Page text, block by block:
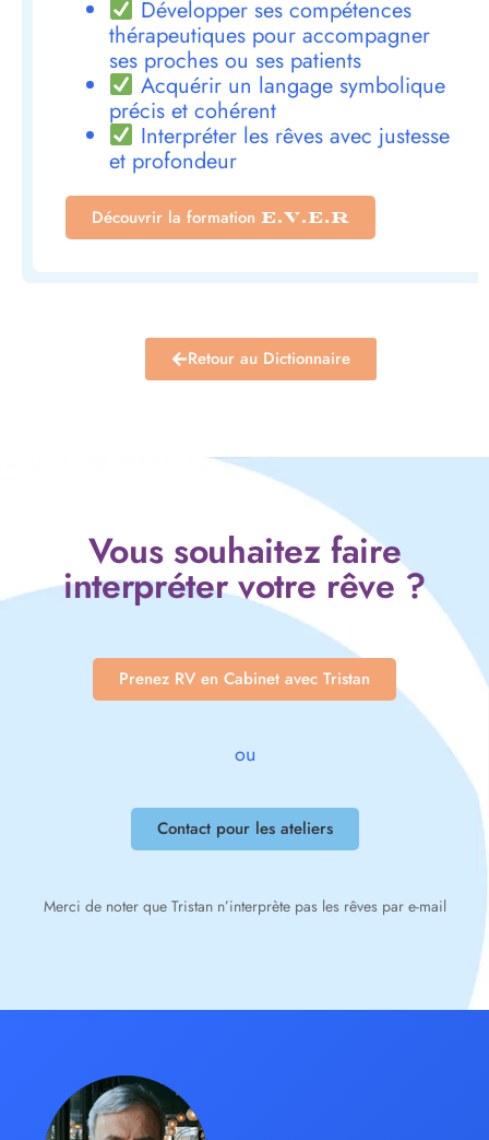
Développer ses compétences
thérapeutiques pour accompagner
ses proches ou ses patients
Acquérir un langage symbolique
précis et cohérent
Interpréter les rêves avec justesse
et profondeur
Découvrir la formation E.V.E.R
Retour au Dictionnaire
Vous souhaitez faire
interpréter votre rêve ?
Prenez RV en Cabinet avec Tristan
ou
Contact pour les ateliers
Merci de noter que Tristan n’interprète pas les rêves par e-mail